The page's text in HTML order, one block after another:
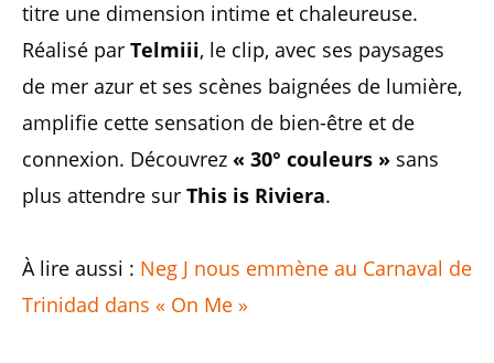
titre une dimension intime et chaleureuse.
Réalisé par Telmiii, le clip, avec ses paysages
de mer azur et ses scènes baignées de lumière,
amplifie cette sensation de bien-être et de
connexion. Découvrez « 30° couleurs » sans
plus attendre sur This is Riviera.
À lire aussi : Neg J nous emmène au Carnaval de
Trinidad dans « On Me »